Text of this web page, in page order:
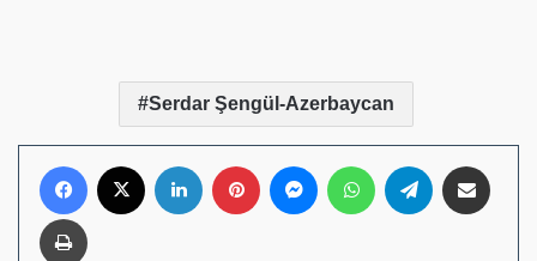
Serdar Şengül-Azerbaycan
Facebook LinkedIn PinterestMessengerWhatsAppTelegram
Yazdır